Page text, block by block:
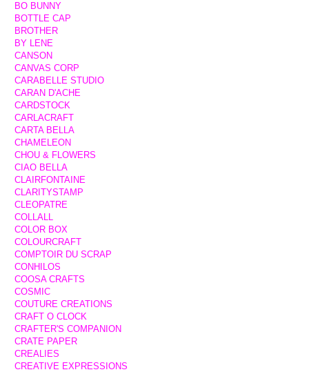
BO BUNNY
BOTTLE CAP
BROTHER
BY LENE
CANSON
CANVAS CORP
CARABELLE STUDIO
CARAN D'ACHE
CARDSTOCK
CARLACRAFT
CARTA BELLA
CHAMELEON
CHOU & FLOWERS
CIAO BELLA
CLAIRFONTAINE
CLARITYSTAMP
CLEOPATRE
COLLALL
COLOR BOX
COLOURCRAFT
COMPTOIR DU SCRAP
CONHILOS
COOSA CRAFTS
COSMIC
COUTURE CREATIONS
CRAFT O CLOCK
CRAFTER'S COMPANION
CRATE PAPER
CREALIES
CREATIVE EXPRESSIONS